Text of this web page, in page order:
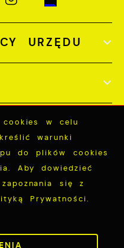
URZĘDU
316
w celu
warunki
do plików cookies
Aby dowiedzieć
się z
Prywatności.